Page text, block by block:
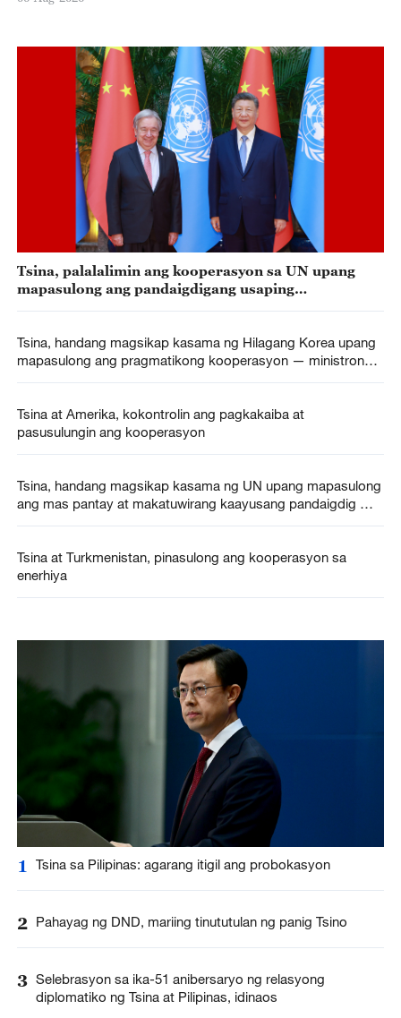
Tsina, palalalimin ang kooperasyon sa UN upang
mapasulong ang pandaigdigang usaping
Tsina, handang magsikap kasama ng Hilagang Korea upang
mapasulong ang pragmatikong kooperasyon — ministrong
Tsina at Amerika, kokontrolin ang pagkakaiba at
pasusulungin ang kooperasyon
Tsina, handang magsikap kasama ng UN upang mapasulong
ang mas pantay at makatuwirang kaayusang pandaigdig —
Tsina at Turkmenistan, pinasulong ang kooperasyon sa
enerhiya
1 Tsina sa Pilipinas: agarang itigil ang probokasyon
2 Pahayag ng DND, mariing tinututulan ng panig Tsino
3 Selebrasyon sa ika-51 anibersaryo ng relasyong
diplomatiko ng Tsina at Pilipinas, idinaos